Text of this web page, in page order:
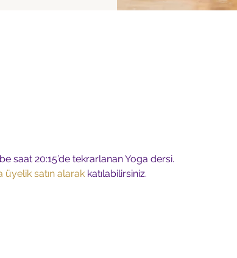
saat 20:15’de tekrarlanan Yoga dersi.
üyelik satın alarak katılabilirsiniz.